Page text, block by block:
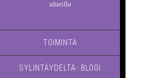
alueilla
TOIMINTA
SYLINTÄYDELTÄ- BLOGI